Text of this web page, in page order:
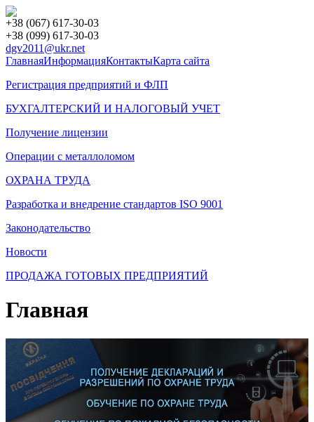
+38 (067) 617-30-03
+38 (099) 617-30-03
dgv2011@ukr.net
ГлавнаяИнформацияКонтактыКарта сайта
Регистрация предприятий и ФЛП
БУХГАЛТЕРСКИЙ И НАЛОГОВЫЙ УЧЕТ
Получение лицензии
Операции с металлоломом
ОХРАНА ТРУДА
Разработка и внедрение стандартов ISO 9001
Законодательство
Новости
ПРОДАЖА ГОТОВЫХ ПРЕДПРИЯТИЙ
Главная